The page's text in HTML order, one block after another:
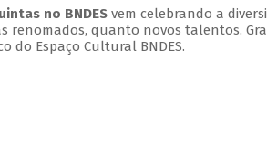
no BNDESvem celebrando a
renomados, quanto novos talentos.
do Espaço Cultural BNDES.